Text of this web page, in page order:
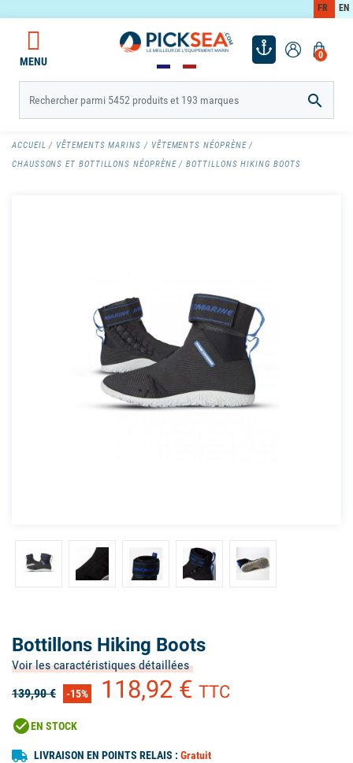
FR EN
0
MENU

ACCUEIL VÊTEMENTS MARINS
VÊTEMENTS NÉOPRÈNE
CHAUSSONS ET BOTTILLONS NÉOPRÈNE
BOTTILLONS HIKING BOOTS
Bottillons Hiking Boots
Voir les caractéristiques détaillées
139,90 €
-15% 118,92 € TTC
check_circleEN STOCK
LIVRAISON EN POINTS RELAIS : Gratuit